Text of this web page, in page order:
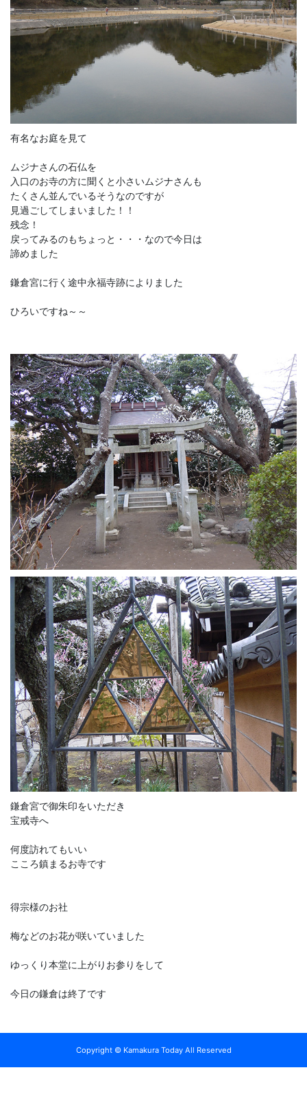
有名なお庭を見て
ムジナさんの石仏を
入口のお寺の方に聞くと小さいムジナさんも
たくさん並んでいるそうなのですが
見過ごしてしまいました！！
残念！
戻ってみるのもちょっと・・・なので今日は
諦めました
鎌倉宮に行く途中永福寺跡によりました
ひろいですね～～
鎌倉宮で御朱印をいただき
宝戒寺へ
何度訪れてもいい
こころ鎮まるお寺です
得宗様のお社
梅などのお花が咲いていました
ゆっくり本堂に上がりお参りをして
今日の鎌倉は終了です
Copyright © Kamakura Today All Reserved